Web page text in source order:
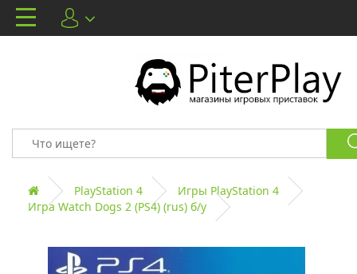
PlayStation 4
Игры PlayStation 4
Игра Watch Dogs 2 (PS4) (rus) б/у